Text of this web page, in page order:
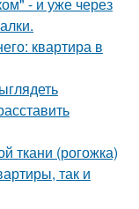
- и уже через
квартира в
ткани (рогожка)
так и